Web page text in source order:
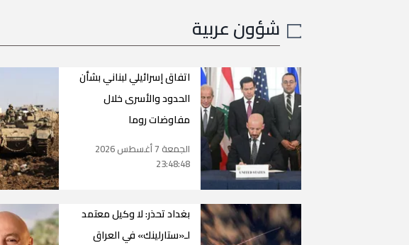
شؤون عربية
اتفاق إسرائيلي لبناني بشأن
الحدود والأسرى خلال
مفاوضات روما
الجمعة 7 أغسطس 2026
23:48:48
بغداد تحذر: لا وكيل معتمد
لـ«ستارلينك» في العراق